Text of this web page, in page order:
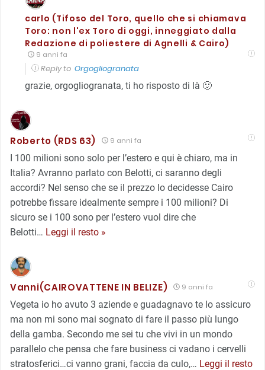
carlo (Tifoso del Toro, quello che si chiamava
Toro: non l'ex Toro di oggi, inneggiato dalla
Redazione di poliestere di Agnelli & Cairo)
9 anni fa
Reply to Orgogliogranata
grazie, orgogliogranata, ti ho risposto di là 🙂
Roberto (RDS 63) 9 anni fa
I 100 milioni sono solo per l’estero e qui è chiaro, ma in
Italia? Avranno parlato con Belotti, ci saranno degli
accordi? Nel senso che se il prezzo lo decidesse Cairo
potrebbe fissare idealmente sempre i 100 milioni? Di
sicuro se i 100 sono per l’estero vuol dire che
Belotti… Leggi il resto »
Vanni(CAIROVATTENE IN BELIZE) 9 anni fa
Vegeta io ho avuto 3 aziende e guadagnavo te lo assicuro
ma non mi sono mai sognato di fare il passo più lungo
della gamba. Secondo me sei tu che vivi in un mondo
parallelo che pensa che fare business ci vadano i cervelli
stratosferici…ci vanno grani, faccia da culo,… Leggi il resto